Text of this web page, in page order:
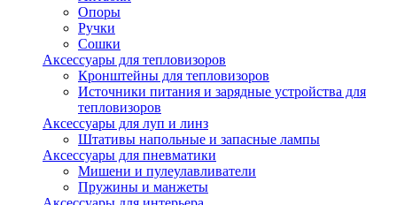
Опоры
Ручки
Сошки
Аксессуары для тепловизоров
Кронштейны для тепловизоров
Источники питания и зарядные устройства для
тепловизоров
Аксессуары для луп и линз
Штативы напольные и запасные лампы
Аксессуары для пневматики
Мишени и пулеулавливатели
Пружины и манжеты